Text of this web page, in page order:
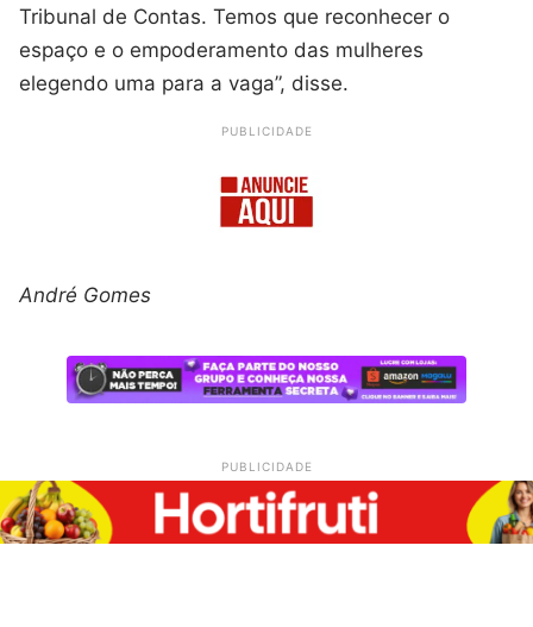
Tribunal de Contas. Temos que reconhecer o
espaço e o empoderamento das mulheres
elegendo uma para a vaga”, disse.
PUBLICIDADE
André Gomes
PUBLICIDADE